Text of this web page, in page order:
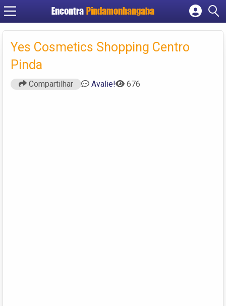
Encontra Pindamonhangaba
Cadastrar empresa
Criar conta
Yes Cosmetics Shopping Centro
Pinda
Compartilhar Avalie! 676